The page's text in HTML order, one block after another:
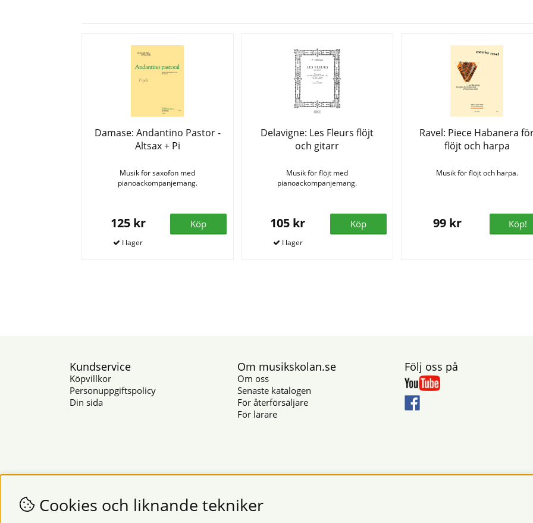
Damase: Andantino Pastor -
Altsax + Pi
Musik för saxofon med
pianoackompanjemang.
125 kr Köp
Delavigne: Les Fleurs flöjt
och gitarr
Musik för flöjt med
pianoackompanjemang.
105 kr Köp
Ravel: Piece Habanera
flöjt och harpa
Musik för flöjt och harpa.
99 kr Köp!
Kundservice
Köpvillkor
Personuppgiftspolicy
Din sida
Om musikskolan.se
Om oss
Senaste katalogen
För återförsäljare
För lärare
Följ oss på
Säkra betalningar
Cookies och liknande tekniker